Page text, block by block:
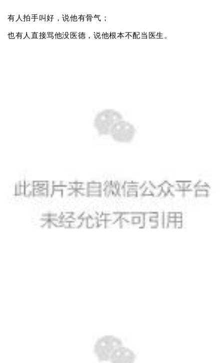
有人拍手叫好，说他有骨气；
也有人直接骂他没医德，说他根本不配当医生。